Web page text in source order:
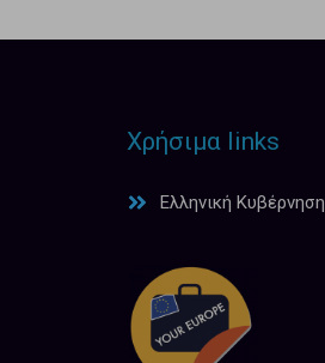
Χρήσιμα links
Ελληνική Κυβέρνηση